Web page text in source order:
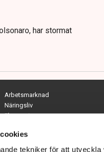
tekniker för att utveckla
har stormat
Arbetsmarknad
Näringsliv
Ekonomi
Opinion
Hållbarhet